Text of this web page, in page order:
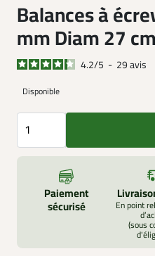
Balances à
mm Diam 27
4.2/5 - 29avis
Disponible
Paiement
sécurisé
En point
(sous